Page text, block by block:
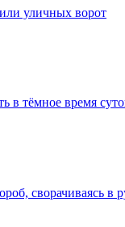
уличных ворот
в тёмное время
сворачиваясь в